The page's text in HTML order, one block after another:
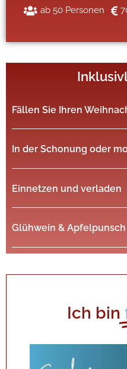
ab 50 Personen
Fällen Sie Ihren
In der Schonung oder
Einnetzen und verladen
Glühwein & Apfelpunsch
Ich bin